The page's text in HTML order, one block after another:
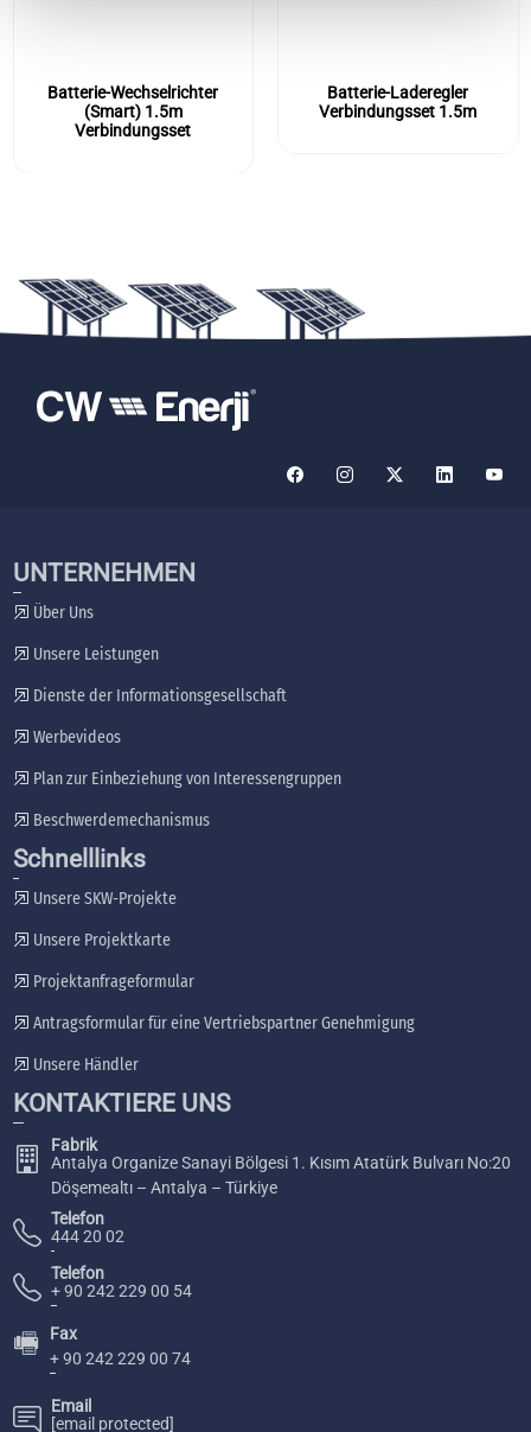
Batterie-Wechselrichter
(Smart) 1.5m
Verbindungsset
Batterie-Laderegler
Verbindungsset 1.5m
UNTERNEHMEN
Über Uns
Unsere Leistungen
Dienste der Informationsgesellschaft
Werbevideos
Plan zur Einbeziehung von Interessengruppen
Beschwerdemechanismus
Schnelllinks
Unsere SKW-Projekte
Unsere Projektkarte
Projektanfrageformular
Antragsformular für eine Vertriebspartner Genehmigung
Unsere Händler
KONTAKTIERE UNS
Fabrik
Antalya Organize Sanayi Bölgesi 1. Kısım Atatürk Bulvarı No:20
Döşemealtı – Antalya – Türkiye
Telefon
444 20 02
Telefon
+ 90 242 229 00 54
🖷
Fax
+ 90 242 229 00 74
Email
[email protected]